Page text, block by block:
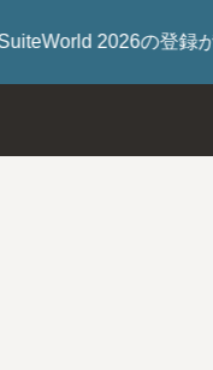
。今なら300ドル節約